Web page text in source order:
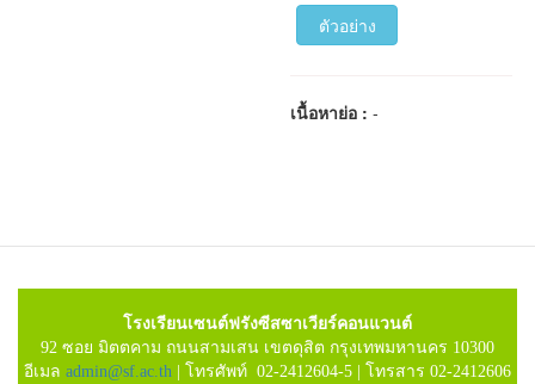
ตัวอย่าง
เนื้อหาย่อ :-
โรงเรียนเซนต์ฟรังซีสซาเวียร์คอนแวนต์
92 ซอย มิตตคาม ถนนสามเสน เขตดุสิต กรุงเทพมหานคร 10300
อีเมล admin@sf.ac.th | โทรศัพท์ 02-2412604-5 | โทรสาร 02-2412606